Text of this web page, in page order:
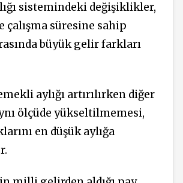
sistemindeki değişiklikler,
çalışma süresine sahip
büyük gelir farkları
aylığı artırılırken diğer
ölçüde yükseltilmemesi,
en düşük aylığa